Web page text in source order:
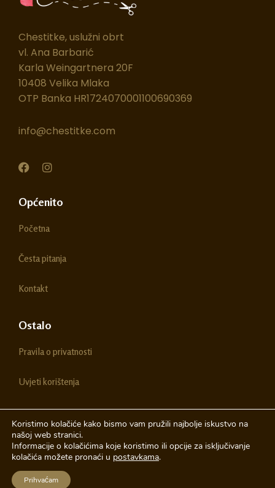
Chestitke, uslužni obrt
vl. Ana Barbarić
Karla Weingartnera 20F
10408 Velika Mlaka
OTP Banka HR1724070001100690369
info@chestitke.com
F
e
b
o
I
t
r
m
Općenito
Početna
Česta pitanja
Kontakt
Ostalo
Pravila o privatnosti
Uvjeti korištenja
© 2026 Chestitke | Sva prava pridržava
Izrada web stranica A-Design
Koristimo kolačiće kako bismo vam pružili najbolje iskustvo na
našoj web stranici.
Informacije o kolačićima koje koristimo ili opcije za isključivanje
kolačića možete pronaći u postavkama.
Prihvaćam